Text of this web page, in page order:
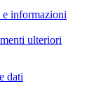
e informazioni
ulteriori
dati